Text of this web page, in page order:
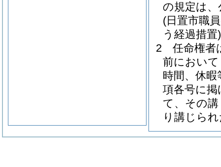
の規定は
(日置市職
う経過措置)
2
任命権者
前におい
時間、休
項各号に
て、その
り講じら